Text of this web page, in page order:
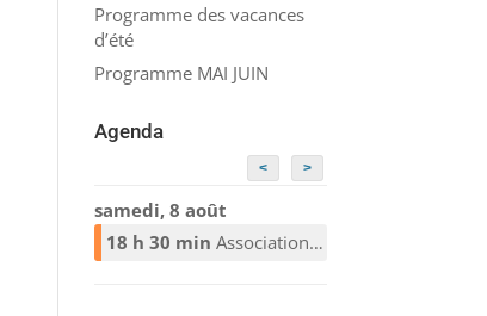
Programme des vacances
d’été
Programme MAI JUIN
Agenda
< >
samedi, 8 août
18 h 30 minAssociation Alcooliques Anonymes